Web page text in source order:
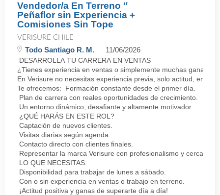
Vendedor/a En Terreno ″
Peñaflor sin Experiencia +
Comisiones Sin Tope
VERISURE CHILE
Todo Santiago R. M. 11/06/2026
DESARROLLA TU CARRERA EN VENTAS
¿Tienes experiencia en ventas o simplemente muchas ganas
En Verisure no necesitas experiencia previa, solo actitud,
Te ofrecemos: Formación constante desde el primer día.
Plan de carrera con reales oportunidades de crecimiento.
Un entorno dinámico, desafiante y altamente motivador.
¿QUÉ HARÁS EN ESTE ROL?
Captación de nuevos clientes.
Visitas diarias según agenda.
Contacto directo con clientes finales.
Representar la marca Verisure con profesionalismo y cercanía.
LO QUE NECESITAS:
Disponibilidad para trabajar de lunes a sábado.
Con o sin experiencia en ventas o trabajo en terreno.
¡Actitud positiva y ganas de superarte día a día!